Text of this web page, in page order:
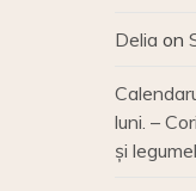
Delia on
luni. –
și